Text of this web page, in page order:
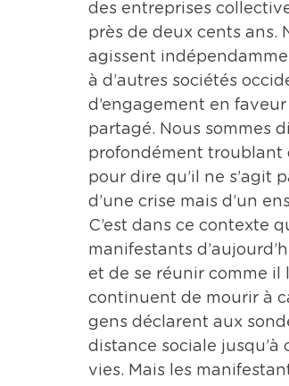
des entreprises
près de deux cents ans.
agissent
à d’autres sociétés
d’engagement en
partagé. Nous sommes
profondément troublant
pour dire qu’il ne s’agit
d’une crise mais d’un
C’est dans ce contexte
manifestants
et de se réunir comme il
continuent de mourir à
gens déclarent aux
distance sociale
vies. Mais les